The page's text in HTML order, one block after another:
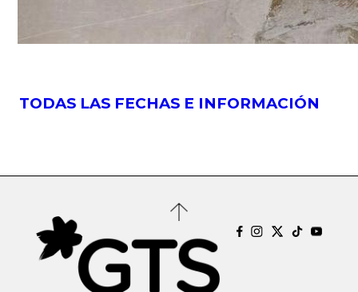
TODAS LAS FECHAS E INFORMACIÓN